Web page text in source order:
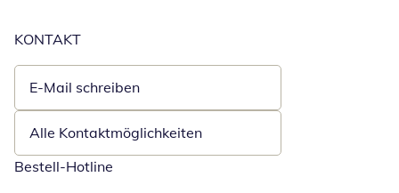
KONTAKT
E-Mail schreiben
Öffnet E-Mail-Client
Alle Kontaktmöglichkeiten
Bestell-Hotline